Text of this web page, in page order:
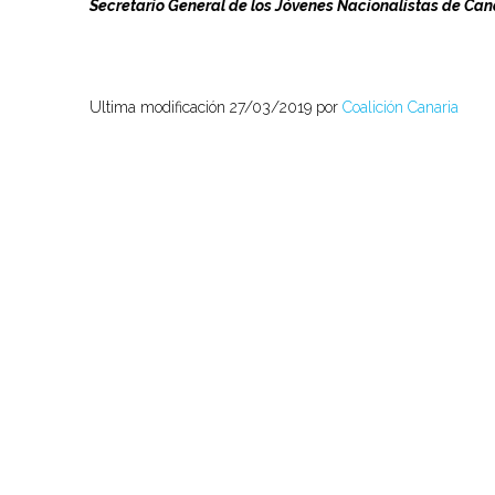
Secretario General de los Jóvenes Nacionalistas de
Ultima modificación 27/03/2019 por Coalición Canaria